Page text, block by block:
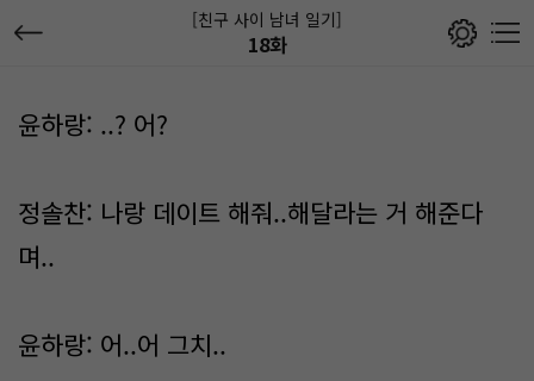
[친구 사이 남녀 일기]
18화
윤하랑: ..? 어?
정솔찬: 나랑 데이트 해줘..해달라는 거 해준다
며..
윤하랑: 어..어 그치..